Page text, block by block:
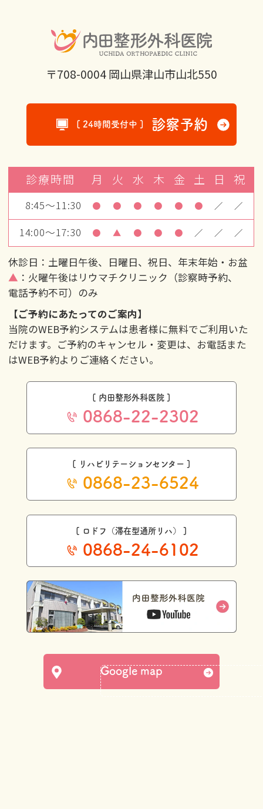
〒708-0004 岡山県津山市山北550
[ 24時間受付中 ] 診察予約
診療時間 月 火 水 木 金 土 日 祝
8:45～11:30 ● ● ● ● ● ● ／ ／
14:00～17:30 ● ▲ ● ● ● ／ ／ ／
休診日：土曜日午後、日曜日、祝日、年末年始・お盆
▲ ：火曜午後はリウマチクリニック（診察時予約、
電話予約不可）のみ
【ご予約にあたってのご案内】
当院のWEB予約システムは患者様に無料でご利用いた
だけます。ご予約のキャンセル・変更は、お電話また
はWEB予約よりご連絡ください。
[ 内田整形外科医院 ]
0868-22-2302
[ リハビリテーションセンター ]
0868-23-6524
[ ロドフ（滞在型通所リハ） ]
0868-24-6102
Google map